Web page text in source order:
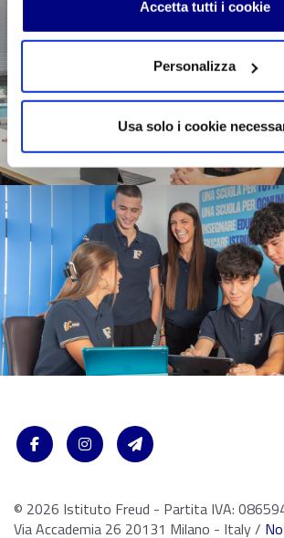
Accetta tutti i cookie
Personalizza
Usa solo i cookie
© 2026 Istituto Freud - Partita IVA:
Via Accademia 26 20131 Milano - Italy /